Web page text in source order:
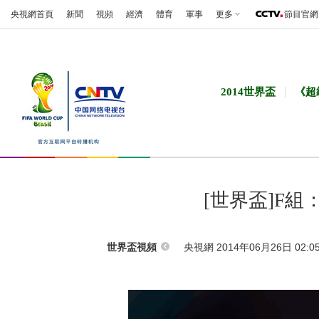
央視網首頁 新聞 視頻 經濟 體育 軍事 更多 節目官網
2014世界盃 《
[世界盃]F組
世界盃視頻 央視網 2014年06月26日